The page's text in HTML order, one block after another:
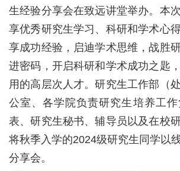
学
概
况
院
部
生经验分享会在致远讲堂举办。本
享优秀研究生学习、科研和学术心
享成功经验，启迪学术思维，战胜
进密码，开启科研和学术成功之匙
用的高层次人才。研究生工作部（
公室、各学院负责研究生培养工
表、研究生秘书、辅导员以及在校
将秋季入学的2024级研究生同学以
分享会。